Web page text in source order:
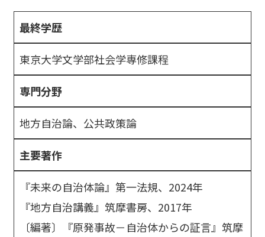
最終学歴
東京大学文学部社会学専修課程
専門分野
地方自治論、公共政策論
主要著作
『未来の自治体論』第一法規、2024年
『地方自治講義』筑摩書房、2017年
〔編著〕『原発事故－自治体からの証言』筑摩